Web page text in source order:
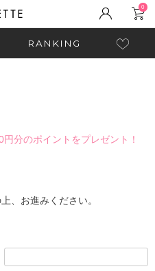
0
RANKING
分のポイントをプレゼント！
、お進みください。